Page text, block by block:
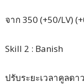
จาก 350 (+50/LV)
Skill 2 : Banish
ปรับระยะเวลาคูลดา